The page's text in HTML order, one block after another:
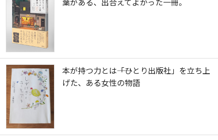
本が持つ力とは――「ひとり出版社」を立ち上
げた、ある女性の物語